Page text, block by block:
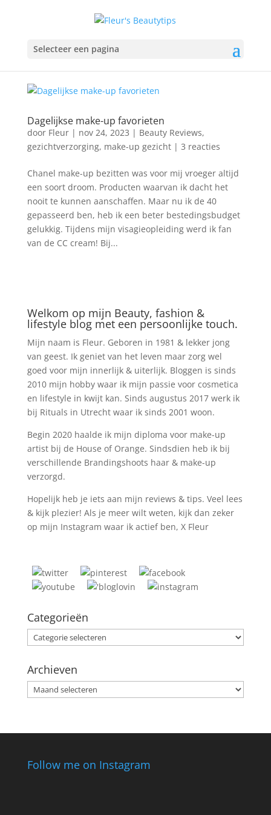
Selecteer een pagina
Dagelijkse make-up favorieten
door Fleur| nov 24, 2023 | Beauty Reviews,
gezichtverzorging, make-up gezicht| 3 reacties
Chanel make-up bezitten was voor mij vroeger altijd
een soort droom. Producten waarvan ik dacht het
nooit te kunnen aanschaffen. Maar nu ik de 40
gepasseerd ben, heb ik een beter bestedingsbudget
gelukkig. Tijdens mijn visagieopleiding werd ik fan
van de CC cream! Bij...
Welkom op mijn Beauty, fashion &
lifestyle blog met een persoonlijke touch.
Mijn naam is Fleur. Geboren in 1981 & lekker jong
van geest. Ik geniet van het leven maar zorg wel
goed voor mijn innerlijk & uiterlijk. Bloggen is sinds
2010 mijn hobby waar ik mijn passie voor cosmetica
en lifestyle in kwijt kan. Sinds augustus 2017 werk ik
bij Rituals in Utrecht waar ik sinds 2001 woon.
Begin 2020 haalde ik mijn diploma voor make-up
artist bij de House of Orange. Sindsdien heb ik bij
verschillende Brandingshoots haar & make-up
verzorgd.
Hopelijk heb je iets aan mijn reviews & tips. Veel lees
& kijk plezier! Als je meer wilt weten, kijk dan zeker
op mijn Instagram waar ik actief ben, X Fleur
Categorieën
Categorieën
Archieven
Archieven
Follow me on Instagram